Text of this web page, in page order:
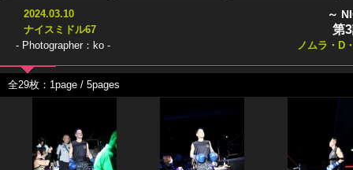
全興行を表示
ナイスミドル
アマチュアキック
協議会
全日本学生キック
建武館キッズ大会
Bigbang
おやじファイト
2024.03.10
ナイスミドル67
- Photographer：ko -
～
第
ノムラ・D
全29枚：1page / 5pages